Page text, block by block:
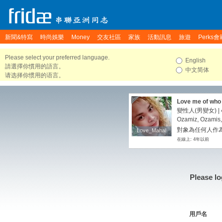
新聞&特寫 時尚娛樂 Money 交友社區 家族 活動訊息 旅遊 Perks會
Please select your preferred language.
請選擇你慣用的語言。
请选择你惯用的语言。
English
中文简体
Love_Mahal
Love_Mahal
Love me of
變性人(男變女) |
Ozamiz,
對象為任何人作
在線上: 4年以前
Please
用戶名